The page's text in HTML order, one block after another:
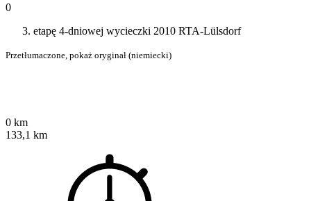
0
etapę 4-dniowej wycieczki 2010 RTA-Lülsdorf
Przetłumaczone, pokaż oryginał (niemiecki)
0 km
133,1 km